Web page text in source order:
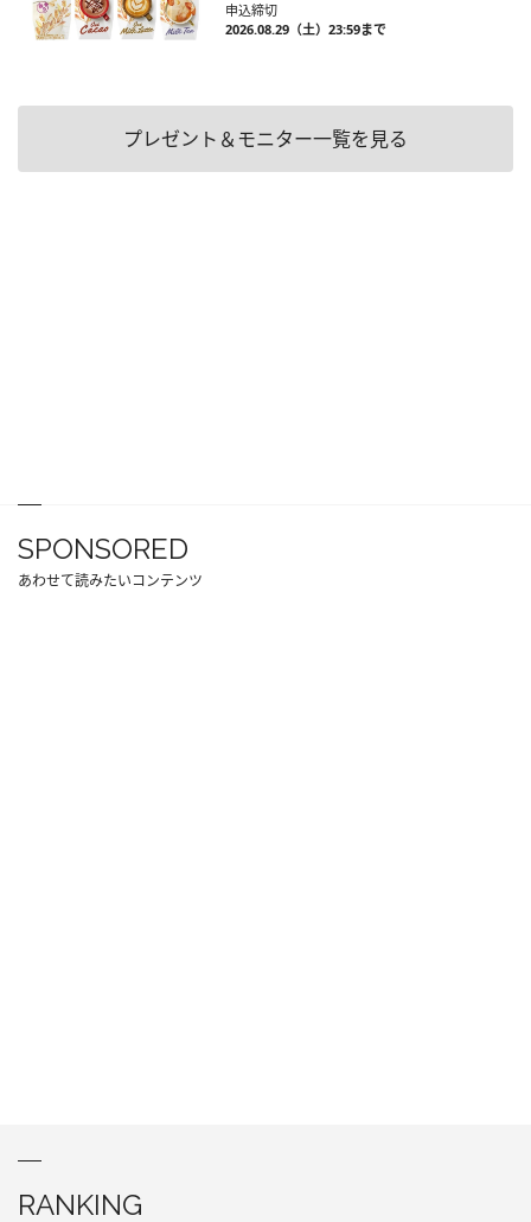
申込締切
2026.08.29（土）23:59まで
プレゼント＆モニター一覧を見る
SPONSORED
あわせて読みたいコンテンツ
RANKING